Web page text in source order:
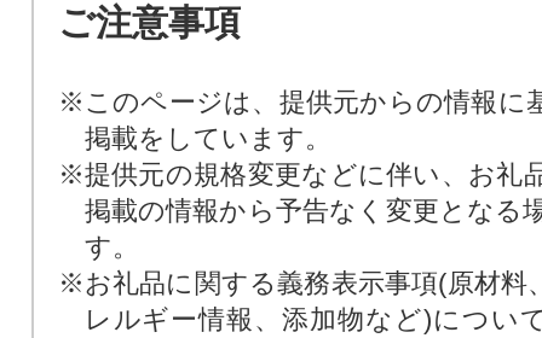
ご注意事項
※このページは、提供元からの情報に
掲載をしています。
※提供元の規格変更などに伴い、お礼
掲載の情報から予告なく変更となる
す。
※お礼品に関する義務表示事項(原材料
レルギー情報、添加物など)につい